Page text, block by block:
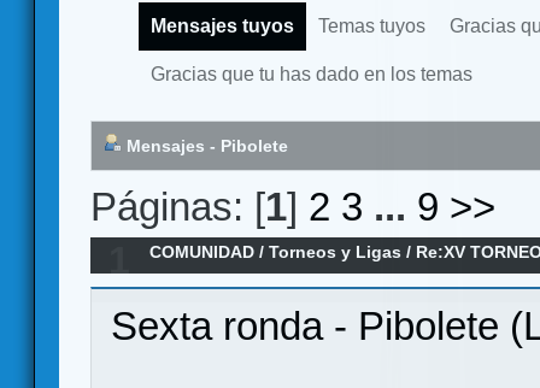
Mensajes tuyos Temas tuyos Gracias
Gracias que tu has dado en los temas
Mensajes - Pibolete
Páginas: [1] 2 3 ... 9 >>
COMUNIDAD /Torneos y Ligas / Re:XV
ANILLO/ 6ª Ronda
Sexta ronda - Pibolete